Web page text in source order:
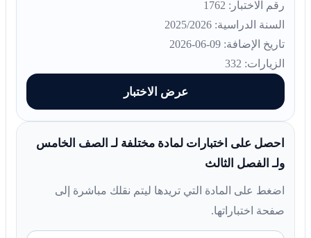
رقم الاختبار: 1762
السنة الدراسية: 2025/2026
تاريخ الإضافة: 09-06-2026
الزيارات: 332
عرض الاختبار
احصل على اختبارات لمادة مختلفة لـ الصف الخامس
ولـ الفصل الثالث
اضغط على المادة التي تريدها ليتم نقلك مباشرة إلى
صفحة اختباراتها.